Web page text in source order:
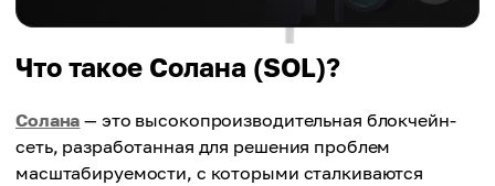
Что такое Солана (SOL)?
Солана — это высокопроизводительная блокчейн-
сеть, разработанная для решения проблем
масштабируемости, с которыми сталкиваются